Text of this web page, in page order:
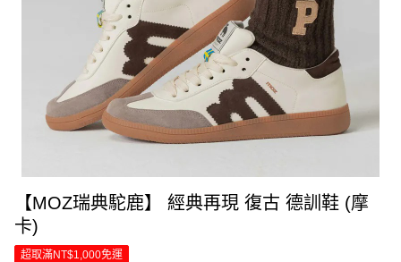
【MOZ瑞典駝鹿】 經典再現 復古 德訓鞋 (摩
卡)
超取滿NT$1,000免運